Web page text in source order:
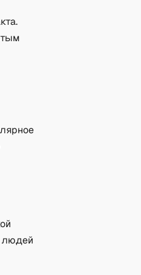
людей